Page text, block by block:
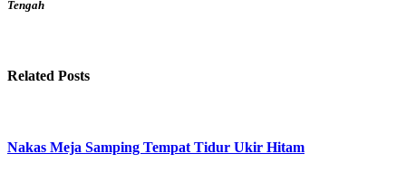
Tengah
Related Posts
Nakas Meja Samping Tempat Tidur Ukir Hitam